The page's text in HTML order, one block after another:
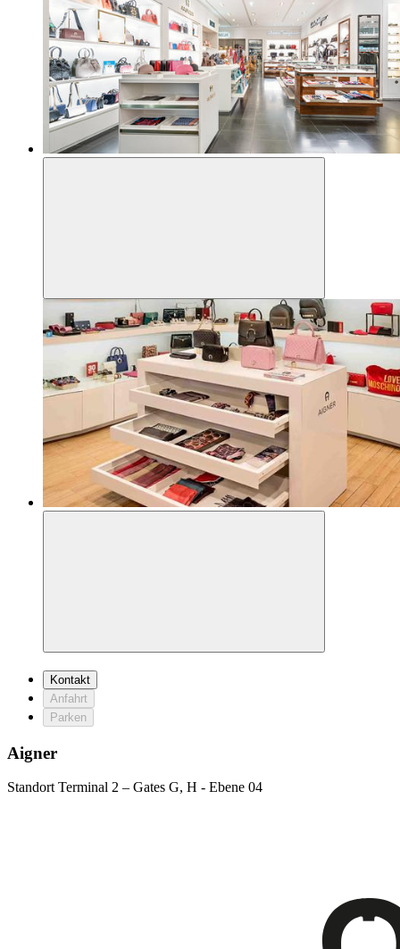
Kontakt
Anfahrt
Parken
Aigner
Standort Terminal 2 – Gates G, H - Ebene 04